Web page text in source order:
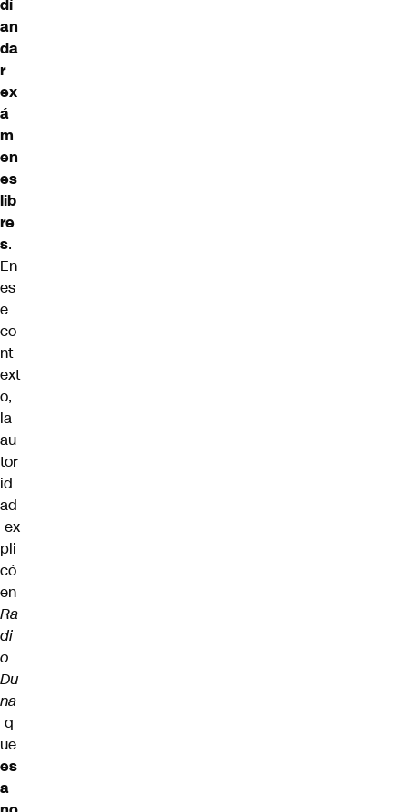
dí
an
da
r
ex
á
m
en
es
lib
re
s.
En
es
e
co
nt
ext
o,
la
au
tor
id
ad
ex
pli
có
en
Ra
di
o
Du
na
q
ue
es
a